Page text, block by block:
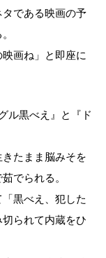
である映画の予
画ね」と即座に
ル黒べえ』と『ド
たまま脳みそを
でられる。
黒べえ、犯した
られて内蔵をひ